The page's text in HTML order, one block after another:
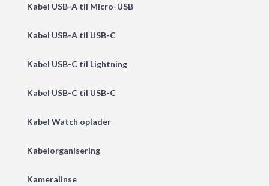
Kabel USB-A til Micro-USB
Kabel USB-A til USB-C
Kabel USB-C til Lightning
Kabel USB-C til USB-C
Kabel Watch oplader
Kabelorganisering
Kameralinse